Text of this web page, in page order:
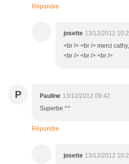
Répondre
josette 13/12/2012
<br /> <br /> merci
<br /> <br /> <br />
P Pauline 13/12/2012 09:42
Superbe ^^
Répondre
josette 13/12/2012